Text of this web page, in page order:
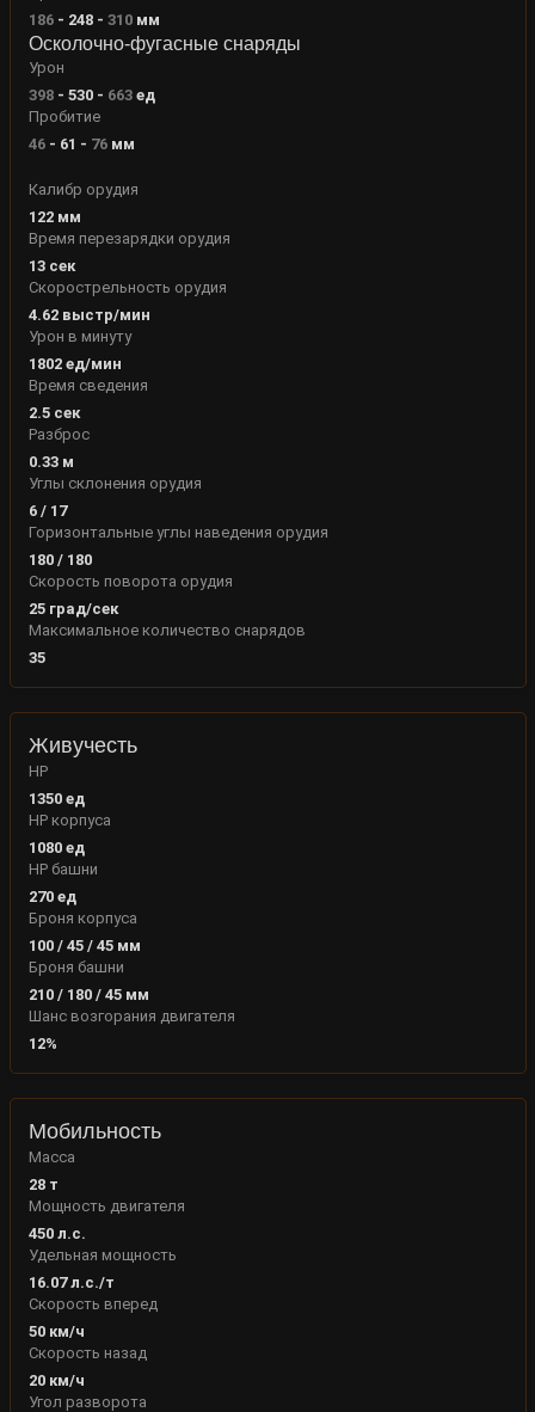
186- 248- 310 мм
Осколочно-фугасные снаряды
Урон
398- 530- 663ед
Пробитие
46- 61 - 76 мм
Калибр орудия
122мм
Время перезарядки орудия
13сек
Скорострельность орудия
4.62выстр/мин
Урон в минуту
1802ед/мин
Время сведения
2.5сек
Разброс
0.33м
Углы склонения орудия
6 / 17
Горизонтальные углы наведения орудия
180 / 180
Скорость поворота орудия
25град/сек
Максимальное количество снарядов
35
Живучесть
HP
1350ед
HP корпуса
1080ед
HP башни
270ед
Броня корпуса
100/ 45/ 45мм
Броня башни
210 / 180 / 45 мм
Шанс возгорания двигателя
12%
Мобильность
Масса
28т
Мощность двигателя
450л.с.
Удельная мощность
16.07л.с./т
Скорость вперед
50км/ч
Скорость назад
20км/ч
Угол разворота